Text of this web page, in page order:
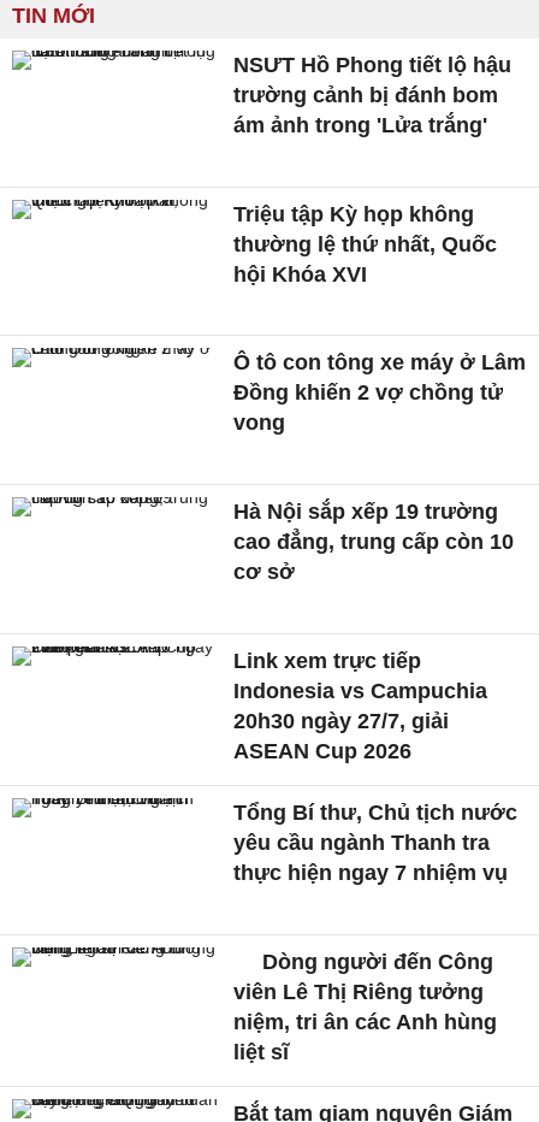
TIN MỚI
NSƯT Hồ Phong tiết lộ hậu
trường cảnh bị đánh bom
ám ảnh trong 'Lửa trắng'
Triệu tập Kỳ họp không
thường lệ thứ nhất, Quốc
hội Khóa XVI
Ô tô con tông xe máy ở Lâm
Đồng khiến 2 vợ chồng tử
vong
Hà Nội sắp xếp 19 trường
cao đẳng, trung cấp còn 10
cơ sở
Link xem trực tiếp
Indonesia vs Campuchia
20h30 ngày 27/7, giải
ASEAN Cup 2026
Tổng Bí thư, Chủ tịch nước
yêu cầu ngành Thanh tra
thực hiện ngay 7 nhiệm vụ
Dòng người đến Công
viên Lê Thị Riêng tưởng
niệm, tri ân các Anh hùng
liệt sĩ
Bắt tạm giam nguyên Giám